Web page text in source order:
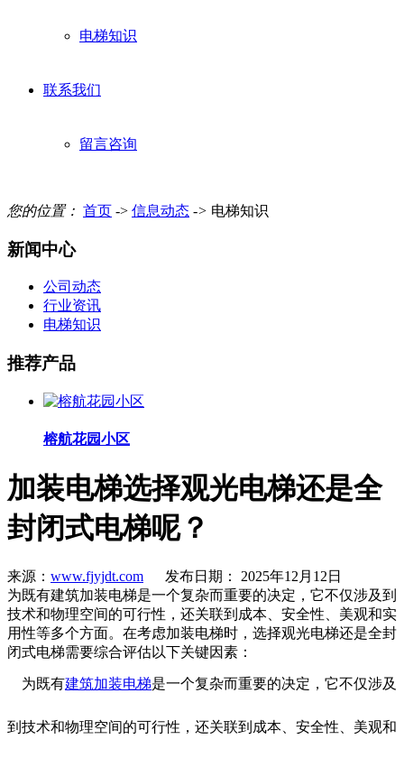
电梯知识
联系我们
留言咨询
您的位置： 首页 -> 信息动态 -> 电梯知识
新闻中心
公司动态
行业资讯
电梯知识
推荐产品
榕航花园小区
加装电梯选择观光电梯还是全
封闭式电梯呢？
来源： www.fjyjdt.com 发布日期： 2025年12月12日
为既有建筑加装电梯是一个复杂而重要的决定，它不仅涉及到
技术和物理空间的可行性，还关联到成本、安全性、美观和实
用性等多个方面。在考虑加装电梯时，选择观光电梯还是全封
闭式电梯需要综合评估以下关键因素：
为既有建筑加装电梯是一个复杂而重要的决定，它不仅涉及
到技术和物理空间的可行性，还关联到成本、安全性、美观和